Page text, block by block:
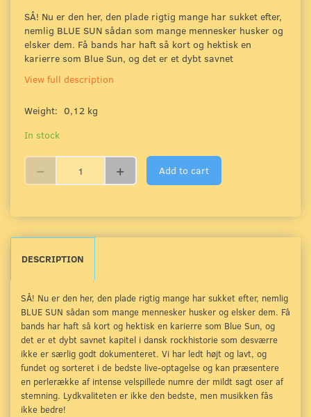
SÅ! Nu er den her, den plade rigtig mange har sukket efter,
nemlig BLUE SUN sådan som mange mennesker husker og
elsker dem. Få bands har haft så kort og hektisk en
karierre som Blue Sun, og det er et dybt savnet
View full description
Weight: 0,12 kg
In stock
Add to cart
DESCRIPTION
SÅ! Nu er den her, den plade rigtig mange har sukket efter, nemlig
BLUE SUN sådan som mange mennesker husker og elsker dem. Få
bands har haft så kort og hektisk en karierre som Blue Sun, og
det er et dybt savnet kapitel i dansk rockhistorie som desværre
ikke er særlig godt dokumenteret. Vi har ledt højt og lavt, og
fundet og sorteret i de bedste live-optagelse og kan præsentere
en perlerække af intense velspillede numre der mildt sagt oser af
stemning. Lydkvaliteten er ikke den bedste, men musikken fås
ikke bedre!